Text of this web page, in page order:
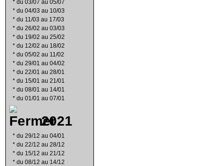
* du 03/07 au 05/07
* du 04/03 au 10/03
* du 11/03 au 17/03
* du 26/02 au 03/03
* du 19/02 au 25/02
* du 12/02 au 18/02
* du 05/02 au 11/02
* du 29/01 au 04/02
* du 22/01 au 28/01
* du 15/01 au 21/01
* du 08/01 au 14/01
* du 01/01 au 07/01
2021
* du 29/12 au 04/01
* du 22/12 au 28/12
* du 15/12 au 21/12
* du 08/12 au 14/12